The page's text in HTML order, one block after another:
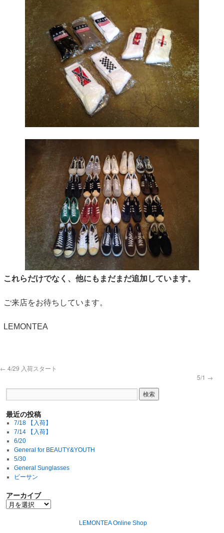
これらだけでなく、他にもまだまだ追加しています。
ご来店をお待ちしています。
LEMONTEA
← 4/29 入荷スタート
5/1 →
最近の投稿
7/18 【入荷】
7/14 【入荷】
6/20
General for BEAUTY&YOUTH
5/30
General Sunglasses
ビーサン
アーカイブ
LEMONTEA Online Shop